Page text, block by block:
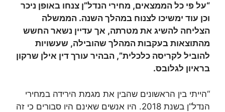
“על פי כל הממצאים, מחירי הנדל”ן צנחו באופן ניכר
וכן עוד ימשיכו לצנוח במהלך השנה. הממשלה
הצליחה להשיג את מטרתה, אך עדיין נשאר החשש
מהתוצאות בעקבות המהלך שהובילה, שעשויות
להוביל לקריסה כלכלית”, הבהיר עורך דין אילן שרקון
בראיון לגלובס.
“הייתי בין הראשונים שהבין את מגמת הירידה במחירי
הנדל”ן בשנת 2018. היו אנשים שאינם היו סבורים כי זה